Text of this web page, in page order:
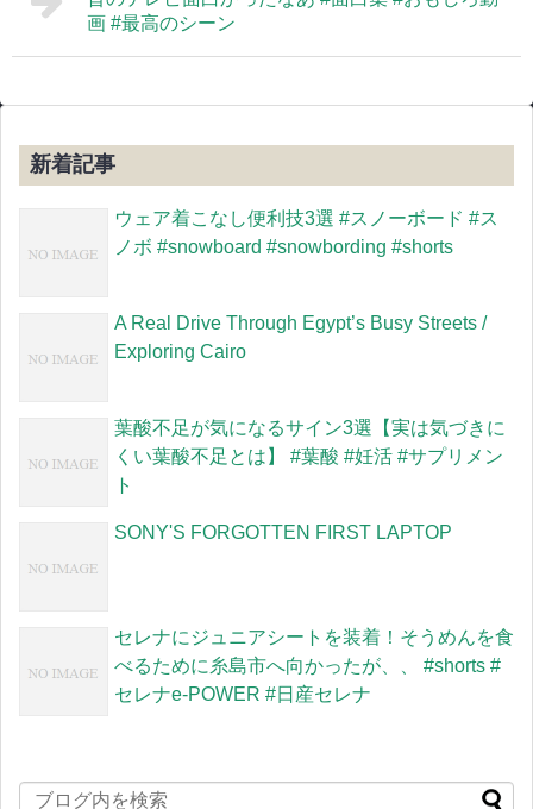
画 #最高のシーン
新着記事
ウェア着こなし便利技3選 #スノーボード #ス
ノボ #snowboard #snowbording #shorts
A Real Drive Through Egypt’s Busy Streets /
Exploring Cairo
葉酸不足が気になるサイン3選【実は気づきに
くい葉酸不足とは】 #葉酸 #妊活 #サプリメン
ト
SONY'S FORGOTTEN FIRST LAPTOP
セレナにジュニアシートを装着！そうめんを食
べるために糸島市へ向かったが、、 #shorts #
セレナe-POWER #日産セレナ